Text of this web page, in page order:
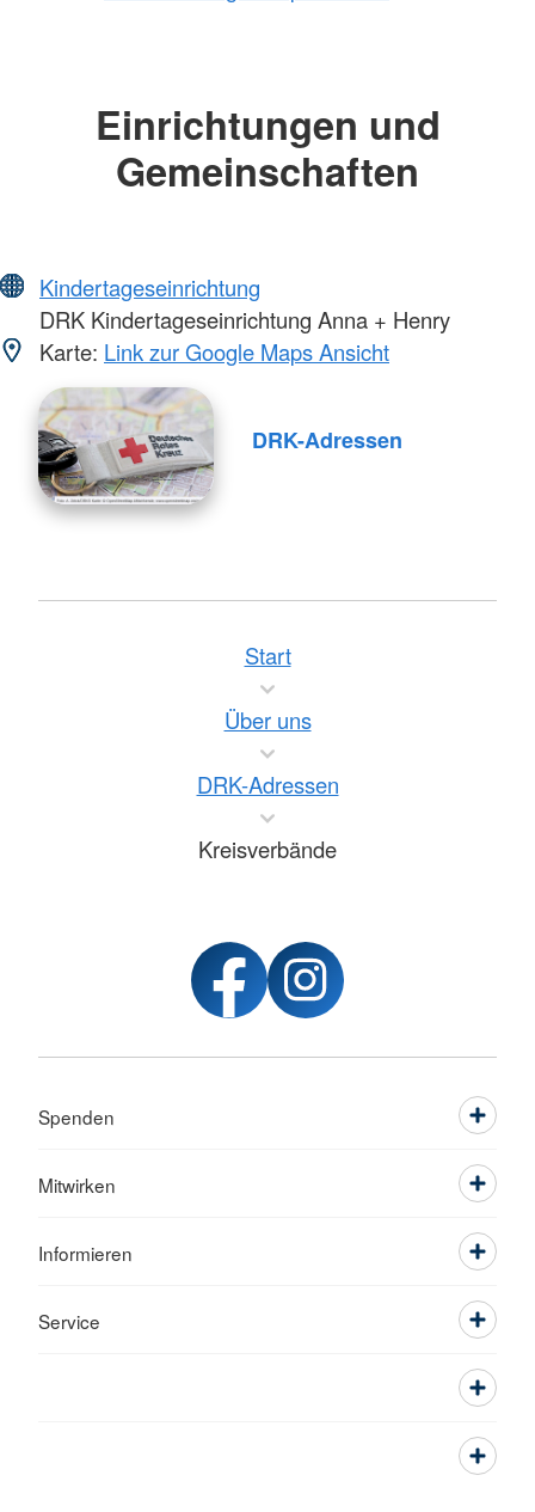
Einrichtungen und
Gemeinschaften
Kindertageseinrichtung
DRK Kindertageseinrichtung Anna + Henry
Karte: Link zur Google Maps Ansicht
DRK-Adressen
Start
Über uns
DRK-Adressen
Kreisverbände
Spenden
Mitwirken
Informieren
Service